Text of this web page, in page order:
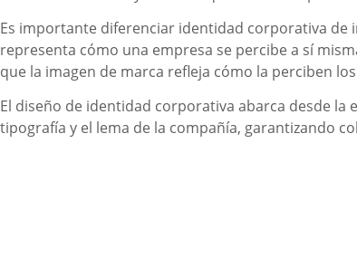
Es importante diferenciar identidad corporativa de
representa cómo una empresa se percibe a sí
que la imagen de marca refleja cómo la perciben
El diseño de identidad corporativa abarca desde la
tipografía y el lema de la compañía, garantizando